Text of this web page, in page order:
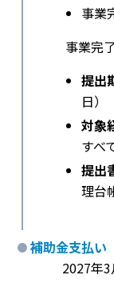
事業
事業完
提出
日）
対象
すべ
提出
理台
補助金支払い
2027年